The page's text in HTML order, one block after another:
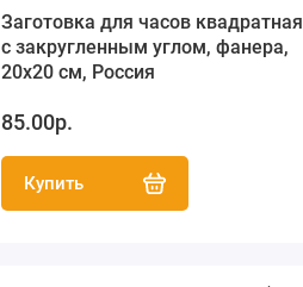
Заготовка для часов квадратная
с закругленным углом, фанера,
20х20 см, Россия
85.00р.
Купить